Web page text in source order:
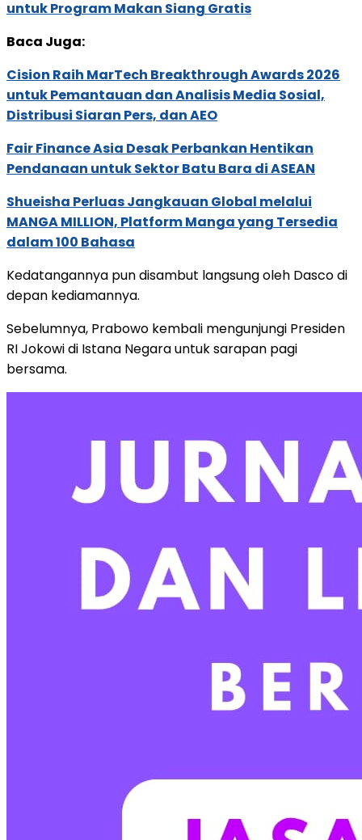
untuk Program Makan Siang Gratis
Baca Juga:
Cision Raih MarTech Breakthrough Awards 2026
untuk Pemantauan dan Analisis Media Sosial,
Distribusi Siaran Pers, dan AEO
Fair Finance Asia Desak Perbankan Hentikan
Pendanaan untuk Sektor Batu Bara di ASEAN
Shueisha Perluas Jangkauan Global melalui
MANGA MILLION, Platform Manga yang Tersedia
dalam 100 Bahasa
Kedatangannya pun disambut langsung oleh Dasco di
depan kediamannya.
Sebelumnya, Prabowo kembali mengunjungi Presiden
RI Jokowi di Istana Negara untuk sarapan pagi
bersama.